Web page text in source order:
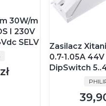
30W/m
I 230V
SELV
Zasilacz
0.7-1.05A
DipSwitch
Cena